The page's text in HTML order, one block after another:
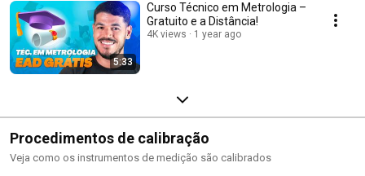
5:33
Curso Técnico em Metrologia –
Gratuito e a Distância!
4K views 1 year ago
Procedimentos de calibração
Veja como os instrumentos de medição são calibrados